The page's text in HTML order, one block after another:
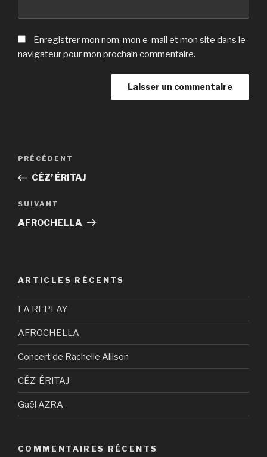
Enregistrer mon nom, mon e-mail et mon site dans le
navigateur pour mon prochain commentaire.
Navigation
l’article
Article
précédent
PRÉCÉDENT
CÉZ’ ÉRITAJ
Article
suivant
SUIVANT
AFROCHELLA
ARTICLES RÉCENTS
LA REPLAY
AFROCHELLA
Concert de Rachelle Allison
CÉZ’ ÉRITAJ
Gaël AZRA
COMMENTAIRES RÉCENTS